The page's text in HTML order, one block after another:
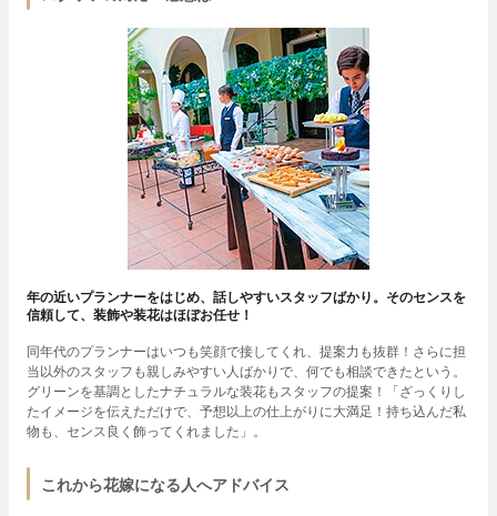
年の近いプランナーをはじめ、話しやすいスタッフばかり。そのセンスを
信頼して、装飾や装花はほぼお任せ！
同年代のプランナーはいつも笑顔で接してくれ、提案力も抜群！さらに担
当以外のスタッフも親しみやすい人ばかりで、何でも相談できたという。
グリーンを基調としたナチュラルな装花もスタッフの提案！「ざっくりし
たイメージを伝えただけで、予想以上の仕上がりに大満足！持ち込んだ私
物も、センス良く飾ってくれました」。
これから花嫁になる人へアドバイス